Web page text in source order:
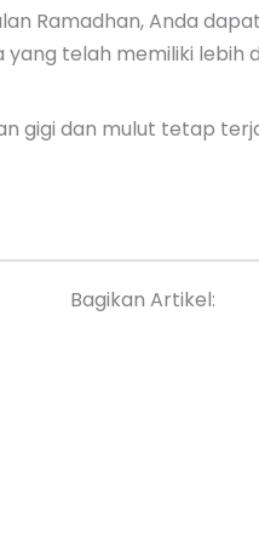
Ramadhan, Anda
telah memiliki lebih
gigi dan mulut tetap
Bagikan Artikel: